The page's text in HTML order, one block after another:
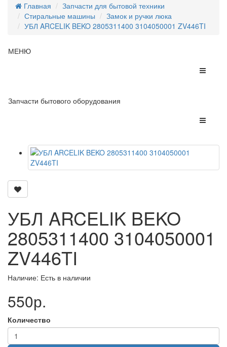
Главная
Запчасти для бытовой техники
Стиральные машины
Замок и ручки люка
УБЛ ARCELIK BEKO 2805311400 3104050001 ZV446TI
МЕНЮ
Запчасти бытового оборудования
УБЛ ARCELIK BEKO
2805311400 3104050001
ZV446TI
Наличие: Есть в наличии
550р.
Количество